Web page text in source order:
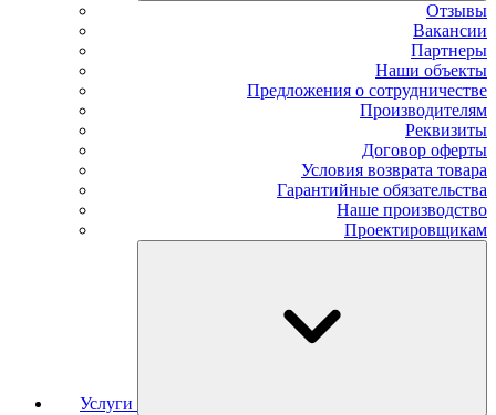
Отзывы
Вакансии
Партнеры
Наши объекты
Предложения о сотрудничестве
Производителям
Реквизиты
Договор оферты
Условия возврата товара
Гарантийные обязательства
Наше производство
Проектировщикам
Услуги